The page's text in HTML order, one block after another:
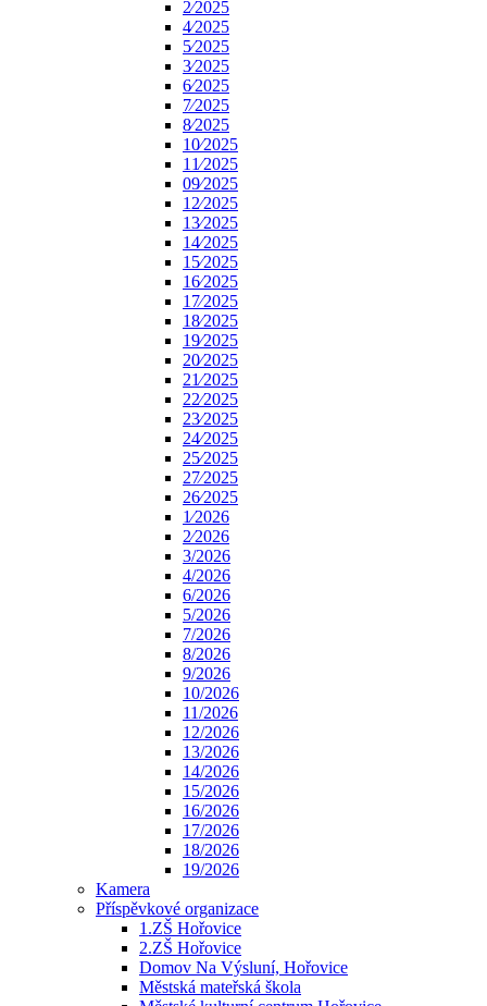
2⁄2025
4⁄2025
5⁄2025
3⁄2025
6⁄2025
7⁄2025
8⁄2025
10⁄2025
11⁄2025
09⁄2025
12⁄2025
13⁄2025
14⁄2025
15⁄2025
16⁄2025
17⁄2025
18⁄2025
19⁄2025
20⁄2025
21⁄2025
22⁄2025
23⁄2025
24⁄2025
25⁄2025
27⁄2025
26⁄2025
1⁄2026
2⁄2026
3/2026
4/2026
6/2026
5/2026
7/2026
8/2026
9/2026
10/2026
11/2026
12/2026
13/2026
14/2026
15/2026
16/2026
17/2026
18/2026
19/2026
Kamera
Příspěvkové organizace
1.ZŠ Hořovice
2.ZŠ Hořovice
Domov Na Výsluní, Hořovice
Městská mateřská škola